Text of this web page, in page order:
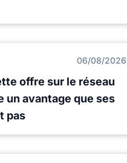
06/08/2026
offre sur le réseau
un avantage que ses
pas